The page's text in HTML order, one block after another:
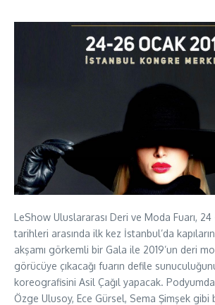
LeShow Uluslararası Deri ve Moda Fuarı,
tarihleri arasında ilk kez İstanbul’da
akşamı görkemli bir Gala ile 2019’un deri
görücüye çıkacağı fuarın defile
koreografisini Asil Çağıl yapacak.
Özge Ulusoy, Ece Gürsel, Sema Şimşek